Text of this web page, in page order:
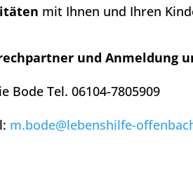
mit Ihnen und Ihren
und Anmeldung
Bode Tel. 06104-7805909
m.bode@lebenshilfe-